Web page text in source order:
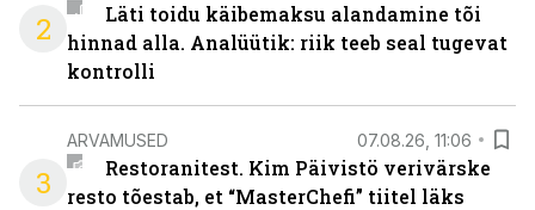
2
Läti toidu käibemaksu alandamine tõi
hinnad alla. Analüütik: riik teeb seal tugevat
kontrolli
3
ARVAMUSED 07.08.26, 11:06
Restoranitest. Kim Päivistö verivärske
resto tõestab, et “MasterChefi” tiitel läks